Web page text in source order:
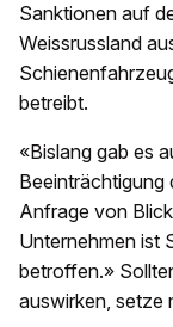
Sanktionen auf
Weissrussland
betreibt.
«Bislang gab es
Beeinträchtigung
Anfrage von
Unternehmen ist
betroffen.»
auswirken, setze